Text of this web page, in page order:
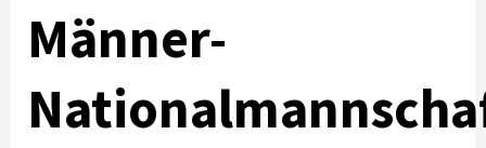
Männer-